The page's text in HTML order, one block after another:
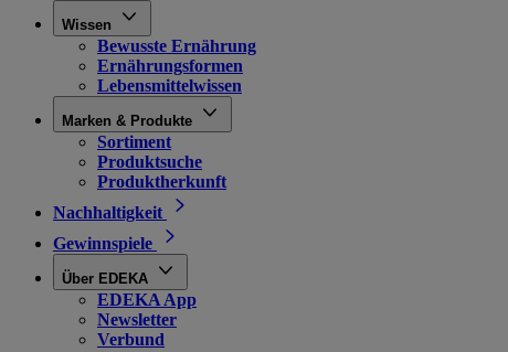
Wissen
Bewusste Ernährung
Ernährungsformen
Lebensmittelwissen
Marken & Produkte
Sortiment
Produktsuche
Produktherkunft
Nachhaltigkeit
Gewinnspiele
Über EDEKA
EDEKA App
Newsletter
Verbund